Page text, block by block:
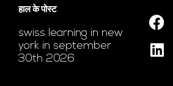
हाल के पोस्ट
swiss learning in new
york in september
30th 2026